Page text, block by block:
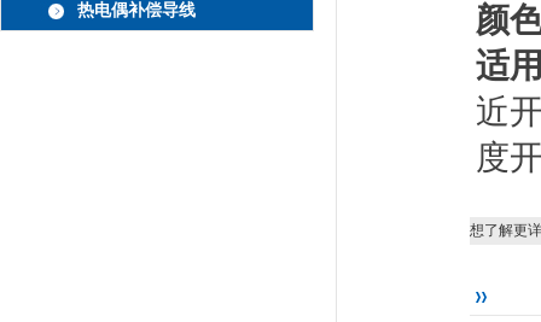
热电偶补偿导线
颜
适
近
度
想了解更